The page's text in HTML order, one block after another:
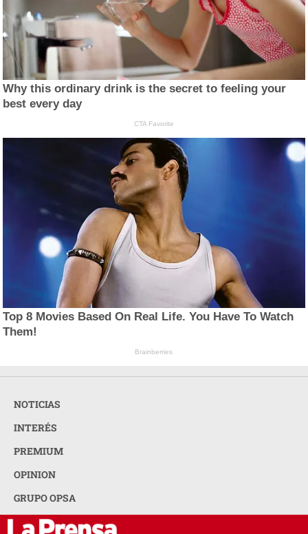
Why this ordinary drink is the secret to feeling your
best every day
CTA Favorite
Top 8 Movies Based On Real Life. You Have To Watch
Them!
Brainberries
NOTICIAS
INTERÉS
PREMIUM
OPINION
GRUPO OPSA